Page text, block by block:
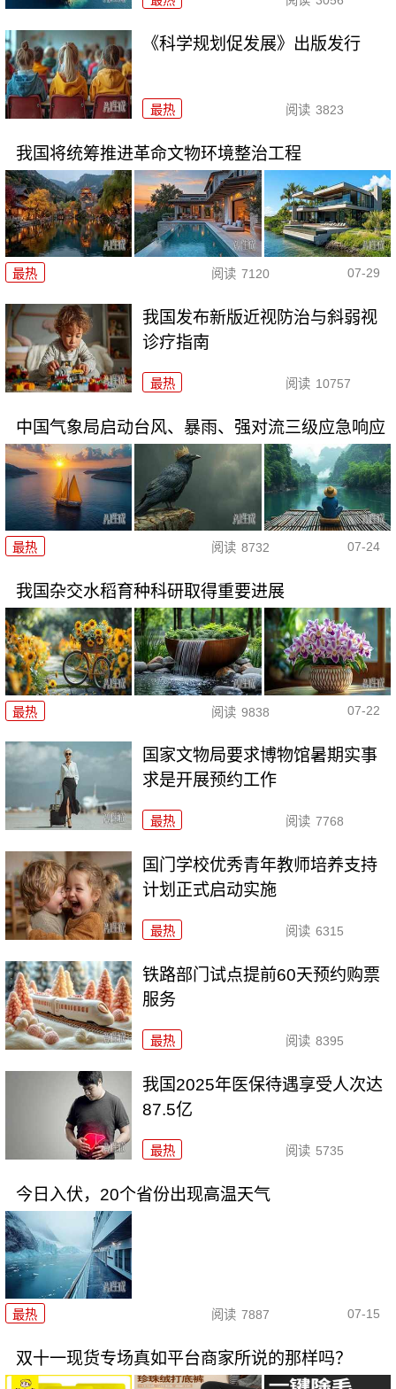
《科学规划促发展》出版发行
最热 阅读 3823
我国将统筹推进革命文物环境整治工程
最热 阅读 7120 07-29
我国发布新版近视防治与斜弱视
诊疗指南
最热 阅读 10757
中国气象局启动台风、暴雨、强对流三级应急响应
最热 阅读 8732 07-24
我国杂交水稻育种科研取得重要进展
最热 阅读 9838 07-22
国家文物局要求博物馆暑期实事
求是开展预约工作
最热 阅读 7768
国门学校优秀青年教师培养支持
计划正式启动实施
最热 阅读 6315
铁路部门试点提前60天预约购票
服务
最热 阅读 8395
我国2025年医保待遇享受人次达
87.5亿
最热 阅读 5735
今日入伏，20个省份出现高温天气
最热 阅读 7887 07-15
双十一现货专场真如平台商家所说的那样吗？